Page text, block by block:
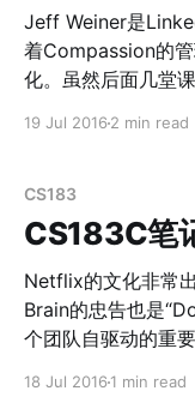
常见的做法就是下
警惕了。 承诺和一致 人一旦给出承诺，就会希望显得言
行一致。 一致承诺很容易用在产品上。但是一个很重要的
力。 **[产品技巧]**比如玩具商店利用了稀缺+一致承
诞故意缺货，这样
而年后家长为了一
Jeff Weiner是
着Compassion的
化。虽然后面几堂
点，每一个单词、
Culture。 Brain从执行层面强调说，Culture is about
repeat；而Jeff是从价值
Vission。Jeff很善
Mission是便于执行
和价值观（Value）息息相关的
19 Jul 2016 2 min read
CS183
CS183C笔
Netflix的文化非常
Brain的忠告也是
个团队自驱动的重
18 Jul 2016 1 min read